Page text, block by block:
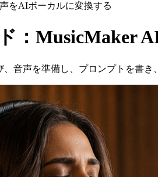
をAIボーカルに変換する
：MusicMaker
音声を準備し、プロンプトを書